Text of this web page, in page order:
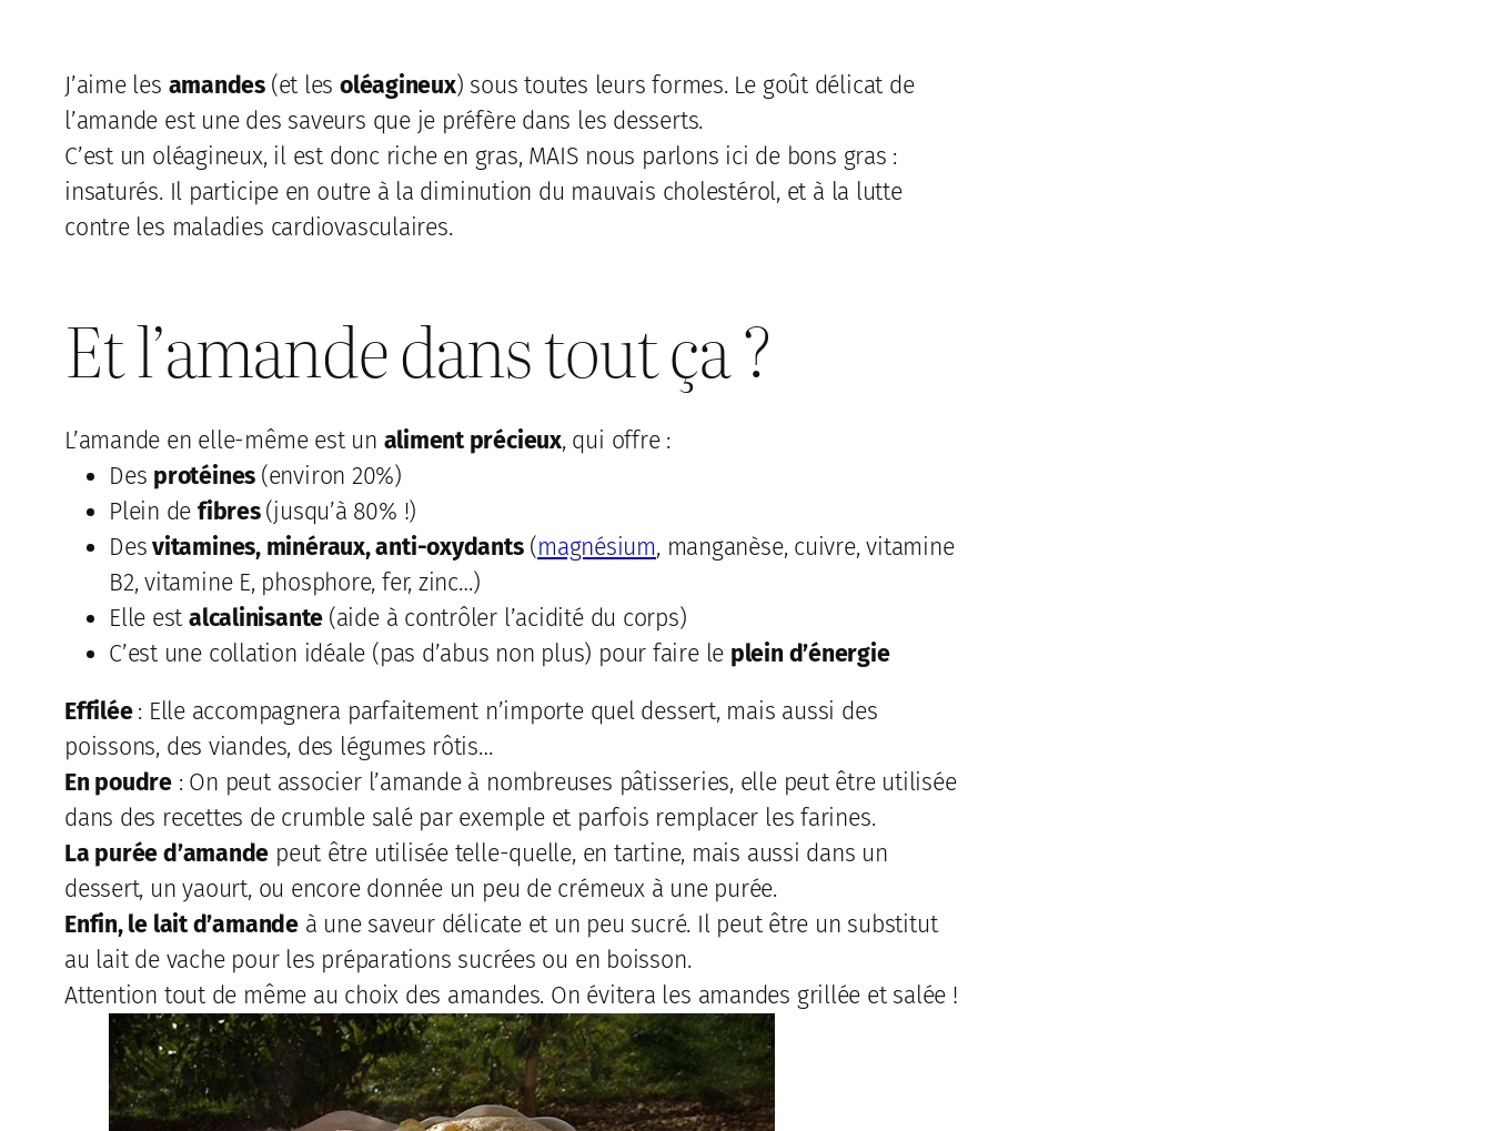
J’aime les amandes (et les oléagineux) sous toutes leurs formes. Le goût délicat de
l’amande est une des saveurs que je préfère dans les desserts.
C’est un oléagineux, il est donc riche en gras, MAIS nous parlons ici de bons gras :
insaturés. Il participe en outre à la diminution du mauvais cholestérol, et à la lutte
contre les maladies cardiovasculaires.
Et l’amande dans tout ça ?
L’amande en elle-même est un aliment précieux, qui offre :
Des protéines (environ 20%)
Plein de fibres(jusqu’à 80% !)
Desvitamines, minéraux, anti-oxydants(magnésium, manganèse, cuivre, vitamine
B2, vitamine E, phosphore, fer, zinc…)
Elle estalcalinisante (aide à contrôler l’acidité du corps)
C’est une collation idéale (pas d’abus non plus) pour faire le plein d’énergie
Effilée: Elle accompagnera parfaitement n’importe quel dessert, mais aussi des
poissons, des viandes, des légumes rôtis…
En poudre: On peut associer l’amande à nombreuses pâtisseries, elle peut être utilisée
dans des recettes de crumble salé par exemple et parfois remplacer les farines.
La purée d’amande peut être utilisée telle-quelle, en tartine, mais aussi dans un
dessert, un yaourt, ou encore donnée un peu de crémeux à une purée.
Enfin, le lait d’amandeà une saveur délicate et un peu sucré. Il peut être un substitut
au lait de vache pour les préparations sucrées ou en boisson.
Attention tout de même au choix des amandes. On évitera les amandes grillée et salée !